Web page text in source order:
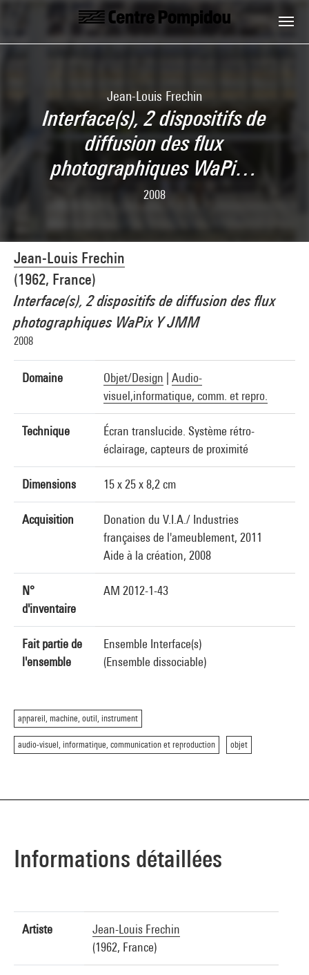
Aller au contenu principal
Centre Pompidou
Jean-Louis Frechin
Interface(s), 2 dispositifs de
diffusion des flux
photographiques WaPi…
2008
Jean-Louis Frechin
(1962, France)
Interface(s), 2 dispositifs de diffusion des flux
photographiques WaPix Y JMM
2008
Domaine Objet/Design
Audio-
visuel,informatique, comm. et repro.
Technique
Écran translucide. Système rétro-
éclairage, capteurs de proximité
Dimensions 15 x 25 x 8,2 cm
Acquisition
Donation du V.I.A./ Industries
françaises de l'ameublement, 2011
Aide à la création, 2008
N°
d'inventaire
AM 2012-1-43
Fait partie de
l'ensemble
Ensemble Interface(s)
(Ensemble dissociable)
appareil, machine, outil, instrument
audio-visuel, informatique, communication et reproduction objet
Informations détaillées
Artiste
Jean-Louis Frechin
(1962, France)